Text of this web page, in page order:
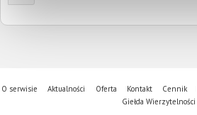
O serwisie Aktualności Oferta Kontakt Cennik
Giełda Wierzytelności